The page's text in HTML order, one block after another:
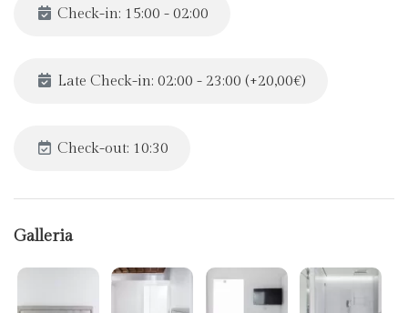
Check-in: 15:00 - 02:00
Late Check-in: 02:00 - 23:00 (+20,00€)
Check-out: 10:30
Galleria